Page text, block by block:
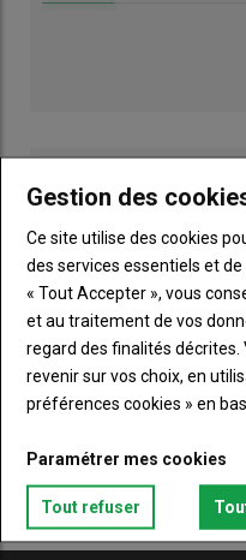
Gestion des
Ce site utilise des cookies
des services essentiels et
« Tout Accepter », vous
et au traitement de vos
regard des finalités
revenir sur vos choix, en
préférences cookies » en
Paramétrer mes cookies
Tout refuser